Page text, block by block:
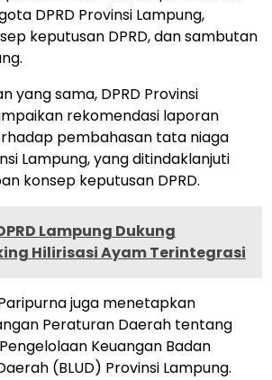
DPRD Provinsi Lampung,
keputusan DPRD, dan sambutan
yang sama, DPRD Provinsi
rekomendasi laporan
pembahasan tata niaga
Lampung, yang ditindaklanjuti
konsep keputusan DPRD.
Lampung Dukung
Hilirisasi Ayam Terintegrasi
juga menetapkan
Peraturan Daerah tentang
Keuangan Badan
(BLUD) Provinsi Lampung.